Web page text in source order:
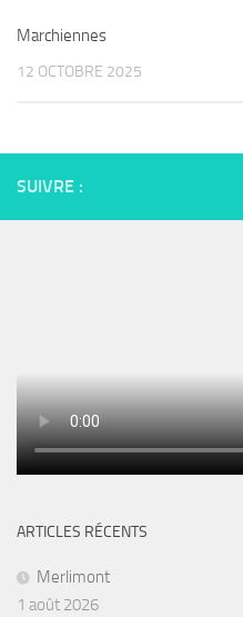
Marchiennes
12 OCTOBRE 2025
SUIVRE :
ARTICLES RÉCENTS
Merlimont
1 août 2026